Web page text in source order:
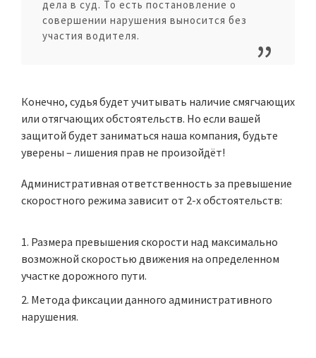
дела в суд. То есть постановление о
совершении нарушения выносится без
участия водителя.
Конечно, судья будет учитывать наличие смягчающих
или отягчающих обстоятельств. Но если вашей
защитой будет заниматься наша компания, будьте
уверены – лишения прав не произойдёт!
Административная ответственность за превышение
скоростного режима зависит от 2-х обстоятельств:
Размера превышения скорости над максимально
возможной скоростью движения на определенном
участке дорожного пути.
Метода фиксации данного административного
нарушения.